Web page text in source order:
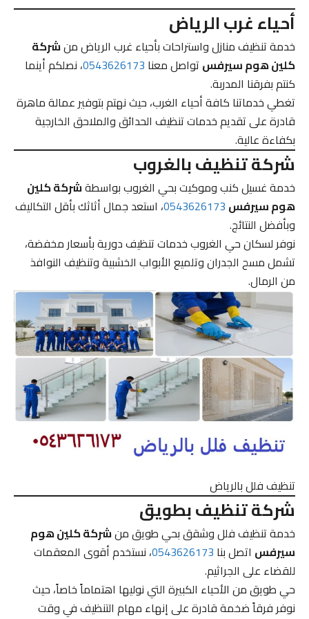
أحياء غرب الرياض
خدمة تنظيف منازل واستراحات بأحياء غرب الرياض منشركة
كلين هوم سيرفستواصل معنا0543626173، نصلكم أينما
كنتم بفرقنا المدربة.
تغطي خدماتنا كافة أحياء الغرب، حيث نهتم بتوفير عمالة ماهرة
قادرة على تقديم خدمات تنظيف الحدائق والملاحق الخارجية
بكفاءة عالية.
شركة تنظيف بالغروب
خدمة غسيل كنب وموكيت بحي الغروب بواسطةشركة كلين
هوم سيرفس0543626173، استعد جمال أثاثك بأقل التكاليف
وبأفضل النتائج.
نوفر لسكان حي الغروب خدمات تنظيف دورية بأسعار مخفضة،
تشمل مسح الجدران وتلميع الأبواب الخشبية وتنظيف النوافذ
من الرمال.
تنظيف فلل بالرياض
شركة تنظيف بطويق
خدمة تنظيف فلل وشقق بحي طويق منشركة كلين هوم
سيرفساتصل بنا0543626173، نستخدم أقوى المعقمات
للقضاء على الجراثيم.
حي طويق من الأحياء الكبيرة التي نوليها اهتماماً خاصاً، حيث
نوفر فرقاً ضخمة قادرة على إنهاء مهام التنظيف في وقت